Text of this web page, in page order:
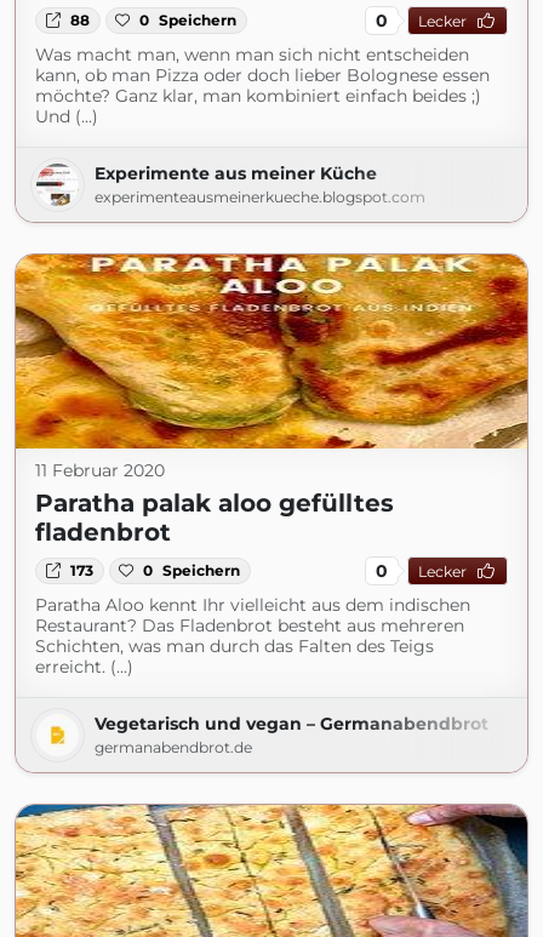
88 0 Speichern 0 Lecker
Was macht man, wenn man sich nicht entscheiden
kann, ob man Pizza oder doch lieber Bolognese essen
möchte? Ganz klar, man kombiniert einfach beides ;)
Und (...)
Experimente aus meiner Küche
experimenteausmeinerkueche.blogspot.com
11 Februar 2020
Paratha palak aloo gefülltes
fladenbrot
173 0 Speichern 0 Lecker
Paratha Aloo kennt Ihr vielleicht aus dem indischen
Restaurant? Das Fladenbrot besteht aus mehreren
Schichten, was man durch das Falten des Teigs
erreicht. (...)
Vegetarisch und vegan – Germanabendbrot
germanabendbrot.de